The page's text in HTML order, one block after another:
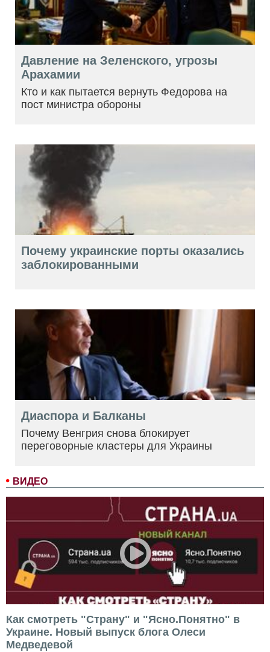
ВИДЕО
Как смотреть "Страну" и "Ясно.Понятно" в
Украине. Новый выпуск блога Олеси
Медведевой
Давление на Зеленского, угрозы
Арахамии
Кто и как пытается вернуть Федорова на
пост министра обороны
Почему украинские порты оказались
заблокированными
Диаспора и Балканы
Почему Венгрия снова блокирует
переговорные кластеры для Украины